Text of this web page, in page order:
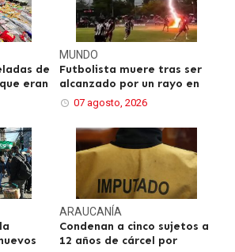
de
eran
MUNDO
Futbolista muere tras ser
alcanzado por un rayo en
07 agosto, 2026
ARAUCANÍA
Condenan a cinco sujetos a
12 años de cárcel por